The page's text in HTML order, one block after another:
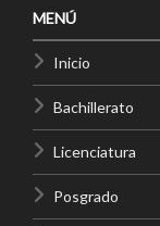
MENÚ
Inicio
Bachillerato
Licenciatura
Posgrado